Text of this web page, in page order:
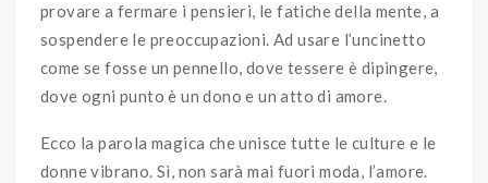
provare a fermare i pensieri, le fatiche della mente, a
sospendere le preoccupazioni. Ad usare l’uncinetto
come se fosse un pennello, dove tessere è dipingere,
dove ogni punto è un dono e un atto di amore.
Ecco la parola magica che unisce tutte le culture e le
donne vibrano. Sì, non sarà mai fuori moda, l’amore.